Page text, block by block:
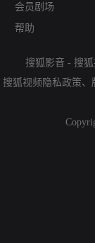
会员剧场
帮助
搜狐影音 - 搜
搜狐视频隐私政策、